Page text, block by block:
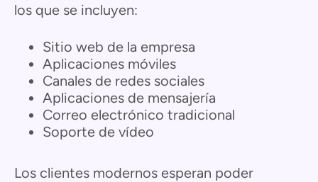
los que se incluyen:
Sitio web de la empresa
Aplicaciones móviles
Canales de redes sociales
Aplicaciones de mensajería
Correo electrónico tradicional
Soporte de vídeo
Los clientes modernos esperan poder